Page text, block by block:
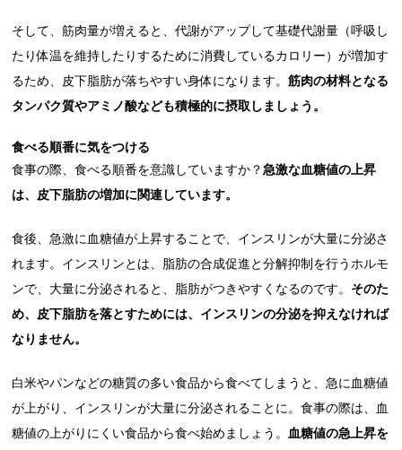
そして、筋肉量が増えると、代謝がアップして基礎代謝量（呼吸し
たり体温を維持したりするために消費しているカロリー）が増加す
るため、皮下脂肪が落ちやすい身体になります。筋肉の材料となる
タンパク質やアミノ酸なども積極的に摂取しましょう。
食べる順番に気をつける
食事の際、食べる順番を意識していますか？急激な血糖値の上昇
は、皮下脂肪の増加に関連しています。
食後、急激に血糖値が上昇することで、インスリンが大量に分泌さ
れます。インスリンとは、脂肪の合成促進と分解抑制を行うホルモ
ンで、大量に分泌されると、脂肪がつきやすくなるのです。 そのた
め、皮下脂肪を落とすためには、インスリンの分泌を抑えなければ
なりません。
白米やパンなどの糖質の多い食品から食べてしまうと、急に血糖値
が上がり、インスリンが大量に分泌されることに。食事の際は、血
糖値の上がりにくい食品から食べ始めましょう。 血糖値の急上昇を